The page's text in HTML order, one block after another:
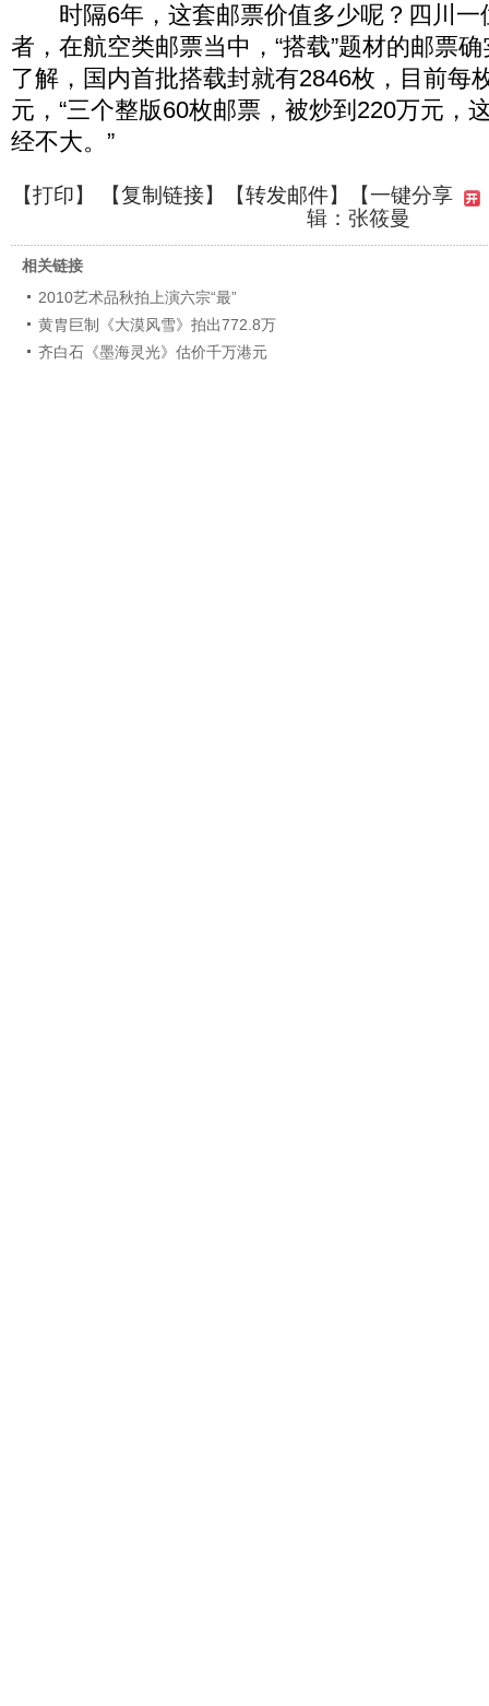
时隔6年，这套邮票价值多少呢？四川一
者，在航空类邮票当中，“搭载”题材的邮票
了解，国内首批搭载封就有2846枚，目前每
元，“三个整版60枚邮票，被炒到220万元，
经不大。”
【打印】 【复制链接】【转发邮件】
【一键分享
辑：张筱曼
相关链接
2010艺术品秋拍上演六宗“最”
黄胄巨制《大漠风雪》拍出772.8万
齐白石《墨海灵光》估价千万港元